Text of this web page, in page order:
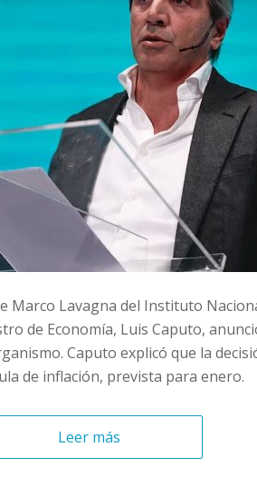
Marco Lavagna del Instituto
de Economía, Luis Caputo,
Caputo explicó que la
de inflación, prevista para enero.
Leer más